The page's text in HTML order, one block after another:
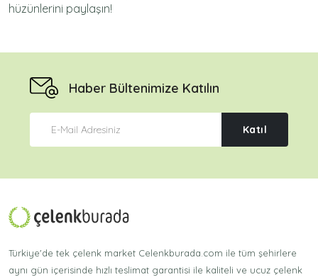
hüzünlerini paylaşın!
Haber Bültenimize Katılın
Katıl
Türkiye'de tek çelenk market Celenkburada.com ile tüm şehirlere
aynı gün içerisinde hızlı teslimat garantisi ile kaliteli ve ucuz çelenk